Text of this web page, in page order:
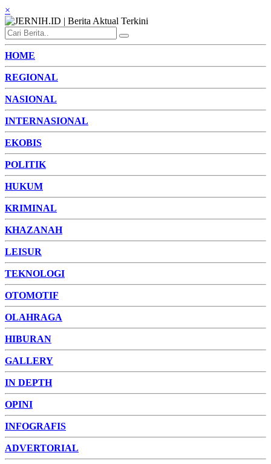
×
HOME
REGIONAL
NASIONAL
INTERNASIONAL
EKOBIS
POLITIK
HUKUM
KRIMINAL
KHAZANAH
LEISUR
TEKNOLOGI
OTOMOTIF
OLAHRAGA
HIBURAN
GALLERY
IN DEPTH
OPINI
INFOGRAFIS
ADVERTORIAL